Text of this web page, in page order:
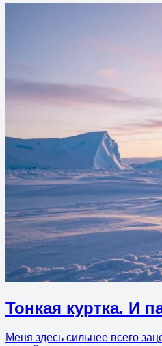
Тонкая куртка. И
Меня здесь сильнее всего